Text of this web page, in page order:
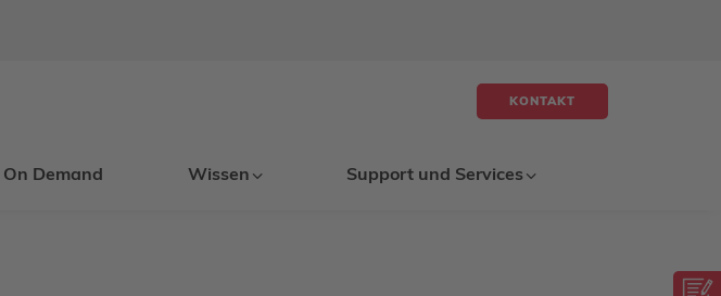
Demand Wissen Support und Services
KONTAKT